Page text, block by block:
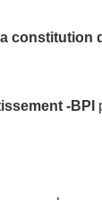
constitution
-BPI